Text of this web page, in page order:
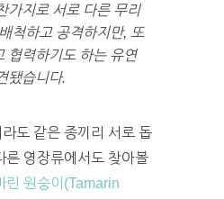
가지로 서로 다른 무리
척하고 공격하지만, 또
협력하기도 하는 유연
됐습니다.
도 같은 종끼리 서로 돕
른 영장류에서도 찾아볼
린 원숭이(Tamarin